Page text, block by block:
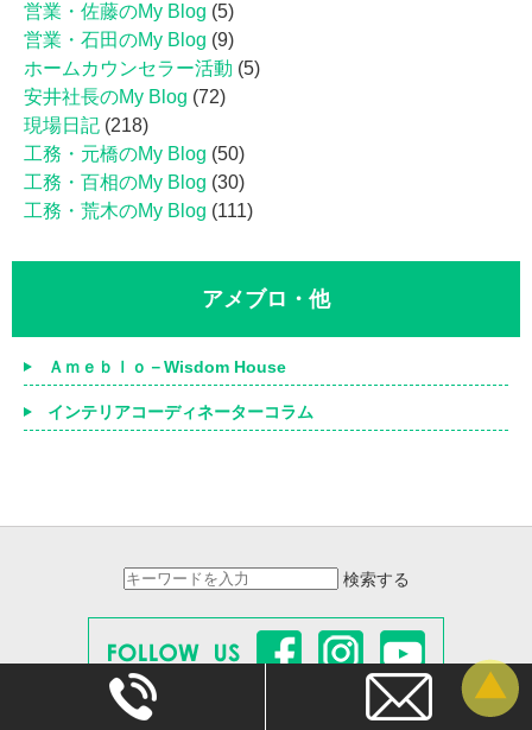
営業・佐藤のMy Blog (5)
営業・石田のMy Blog (9)
ホームカウンセラー活動 (5)
安井社長のMy Blog (72)
現場日記 (218)
工務・元橋のMy Blog (50)
工務・百相のMy Blog (30)
工務・荒木のMy Blog (111)
アメブロ・他
Ａｍｅｂｌｏ－Wisdom House
インテリアコーディネーターコラム
検索する